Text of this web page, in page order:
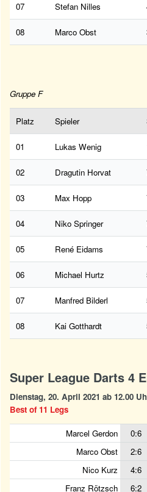
07 Stefan Nilles
08 Marco Obst
Gruppe F
Platz Spieler
01 Lukas Wenig
02 Dragutin Horvat
03 Max Hopp
04 Niko Springer
05 René Eidams
06 Michael Hurtz
07 Manfred Bilderl
08 Kai Gotthardt
Super League Darts 4
Dienstag, 20. April 2021 ab 12.00
Best of 11 Legs
Marcel Gerdon 0:6
Marco Obst
2:6
Nico Kurz
4:6
Franz Rötzsch
6:2